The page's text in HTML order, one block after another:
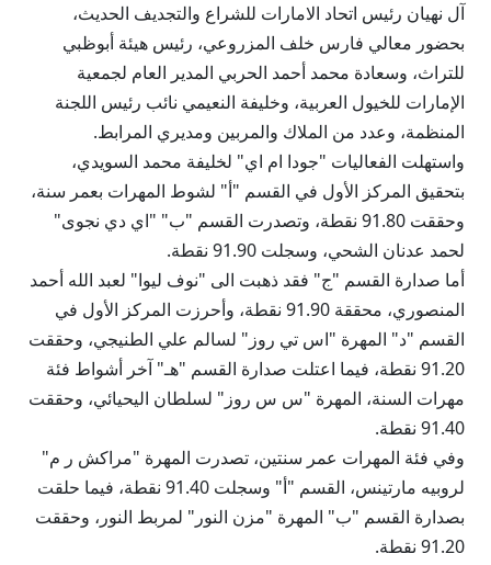
آل نهيان رئيس اتحاد الامارات للشراع والتجديف الحديث،
بحضور معالي فارس خلف المزروعي، رئيس هيئة أبوظبي
للتراث، وسعادة محمد أحمد الحربي المدير العام لجمعية
الإمارات للخيول العربية، وخليفة النعيمي نائب رئيس اللجنة
المنظمة، وعدد من الملاك والمربين ومديري المرابط.
واستهلت الفعاليات "جودا ام اي" لخليفة محمد السويدي،
بتحقيق المركز الأول في القسم "أ" لشوط المهرات بعمر سنة،
وحققت 91.80 نقطة، وتصدرت القسم "ب" "اي دي نجوى"
لحمد عدنان الشحي، وسجلت 91.90 نقطة.
أما صدارة القسم "ج" فقد ذهبت الى "نوف ليوا" لعبد الله أحمد
المنصوري، محققة 91.90 نقطة، وأحرزت المركز الأول في
القسم "د" المهرة "اس تي روز" لسالم علي الطنيجي، وحققت
91.20 نقطة، فيما اعتلت صدارة القسم "هـ" آخر أشواط فئة
مهرات السنة، المهرة "س س روز" لسلطان اليحيائي، وحققت
91.40 نقطة.
وفي فئة المهرات عمر سنتين، تصدرت المهرة "مراكش ر م"
لروبيه مارتينس، القسم "أ" وسجلت 91.40 نقطة، فيما حلقت
بصدارة القسم "ب" المهرة "مزن النور" لمربط النور، وحققت
91.20 نقطة.